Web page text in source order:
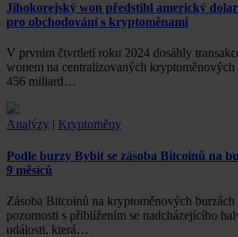
Jihokorejský won předstihl americký
pro obchodování s kryptoměnami
V prvním čtvrtletí roku 2024 dosáhly
wonem na centralizovaných kryptoměnových
456 miliard…
Analýzy Kryptoměny
Podle burzy Bybit se zásoba Bitcoinů na
9 měsíců
Zásoba Bitcoinů na kryptoměnových burzách
pozornosti s přiblížením se nadcházejícího
události, která…